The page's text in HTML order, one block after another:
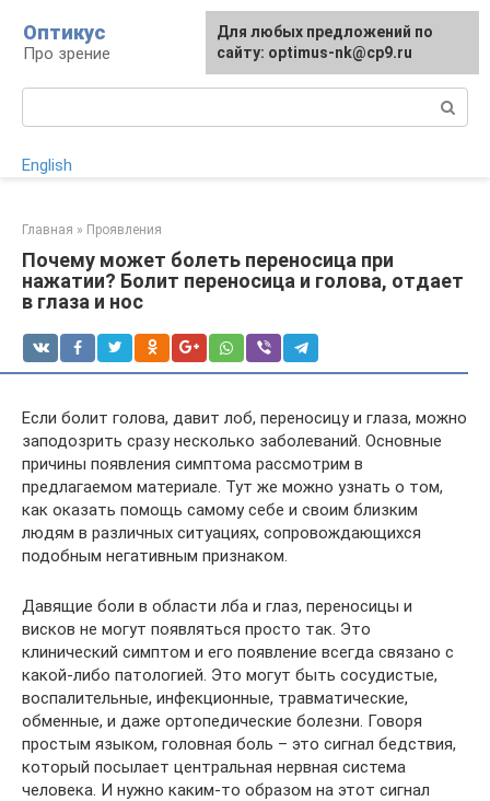
контенту
Оптикус
Про зрение
English
Главная » Проявления
Почему может болеть переносица при
нажатии? Болит переносица и голова, отдает
в глаза и нос
Если болит голова, давит лоб, переносицу и глаза, можно
заподозрить сразу несколько заболеваний. Основные
причины появления симптома рассмотрим в
предлагаемом материале. Тут же можно узнать о том,
как оказать помощь самому себе и своим близким
людям в различных ситуациях, сопровождающихся
подобным негативным признаком.
Давящие боли в области лба и глаз, переносицы и
висков не могут появляться просто так. Это
клинический симптом и его появление всегда связано с
какой-либо патологией. Это могут быть сосудистые,
воспалительные, инфекционные, травматические,
обменные, и даже ортопедические болезни. Говоря
простым языком, головная боль – это сигнал бедствия,
который посылает центральная нервная система
человека. И нужно каким-то образом на этот сигнал
Для любых предложений по
сайту: optimus-nk@cp9.ru